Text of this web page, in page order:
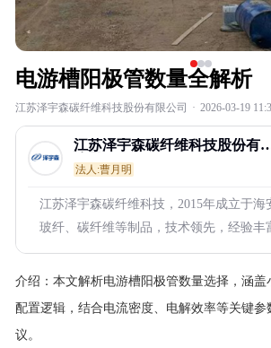
电游槽阳极管数量全解析
江苏泽宇森碳纤维科技股份有限公司 · 2026-03-19
江苏泽宇森碳纤维科技股份有
公司
法人:曹月明
江苏泽宇森碳纤维科技，2015年成立于海
玻纤、碳纤维等制品，技术领先，经验丰
介绍： 本文解析电游槽阳极管数量选择，涵盖
配置逻辑，结合电流密度、电解效率等关键参
议。